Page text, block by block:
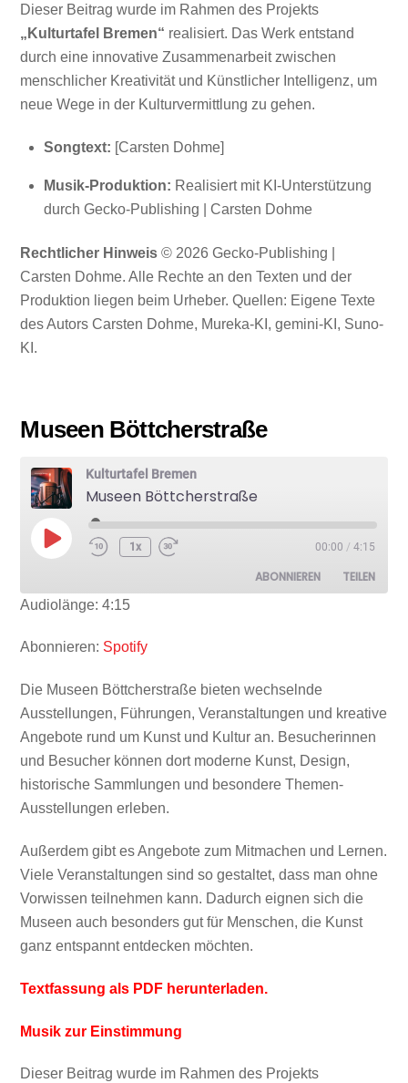
Dieser Beitrag wurde im Rahmen des Projekts
„Kulturtafel Bremen“ realisiert. Das Werk entstand
durch eine innovative Zusammenarbeit zwischen
menschlicher Kreativität und Künstlicher Intelligenz, um
neue Wege in der Kulturvermittlung zu gehen.
Songtext: [Carsten Dohme]
Musik-Produktion: Realisiert mit KI-Unterstützung
durch Gecko-Publishing | Carsten Dohme
Rechtlicher Hinweis © 2026 Gecko-Publishing |
Carsten Dohme. Alle Rechte an den Texten und der
Produktion liegen beim Urheber. Quellen: Eigene Texte
des Autors Carsten Dohme, Mureka-KI, gemini-KI, Suno-
KI.
Museen Böttcherstraße
Kulturtafel Bremen
Museen Böttcherstraße
Play
Episode
1x 00:00 / 4:15
ABONNIEREN TEILEN
Audiolänge: 4:15
Abonnieren: Spotify
Die Museen Böttcherstraße bieten wechselnde
Ausstellungen, Führungen, Veranstaltungen und kreative
Angebote rund um Kunst und Kultur an. Besucherinnen
und Besucher können dort moderne Kunst, Design,
historische Sammlungen und besondere Themen-
Ausstellungen erleben.
Außerdem gibt es Angebote zum Mitmachen und Lernen.
Viele Veranstaltungen sind so gestaltet, dass man ohne
Vorwissen teilnehmen kann. Dadurch eignen sich die
Museen auch besonders gut für Menschen, die Kunst
ganz entspannt entdecken möchten.
Textfassung als PDF herunterladen.
Musik zur Einstimmung
Dieser Beitrag wurde im Rahmen des Projekts